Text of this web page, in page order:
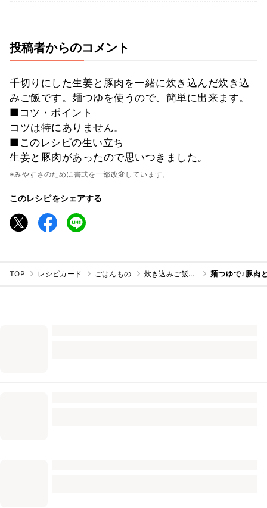
投稿者からのコメント
千切りにした生姜と豚肉を一緒に炊き込んだ炊き込
みご飯です。麺つゆを使うので、簡単に出来ます。
■コツ・ポイント
コツは特にありません。
■このレシピの生い立ち
生姜と豚肉があったので思いつきました。
※みやすさのために書式を一部改変しています。
このレシピをシェアする
TOP レシピカード ごはんもの 炊き込みご飯・混ぜご飯 麺つゆで♪豚肉